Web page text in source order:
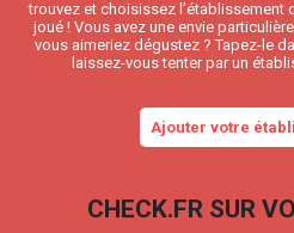
trouvez et choisissez l’établissement
joué ! Vous avez une envie
vous aimeriez dégustez ? Tapez-le
laissez-vous tenter par un
Ajouter votre
CHECK.FR SUR